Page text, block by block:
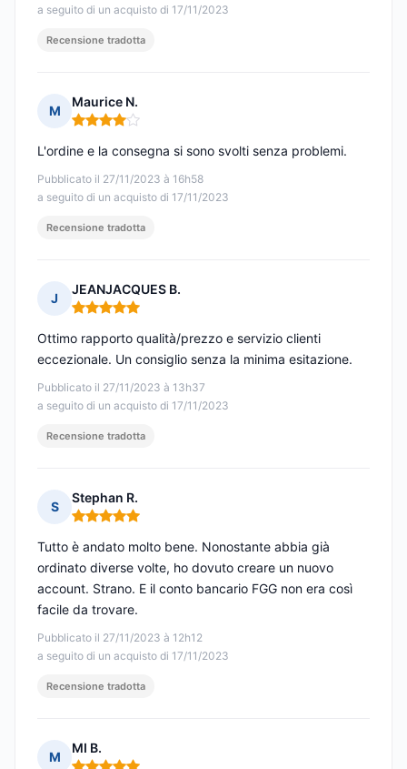
a seguito di un acquisto di 17/11/2023
Recensione tradotta
M
Maurice N.
Nota: 4 su 5
Pubblicato il 27/11/2023 à 16h58
a seguito di un acquisto di 17/11/2023
L'ordine e la consegna si sono svolti senza problemi.
Recensione tradotta
J
JEANJACQUES B.
Nota: 5 su 5
Pubblicato il 27/11/2023 à 13h37
a seguito di un acquisto di 17/11/2023
Ottimo rapporto qualità/prezzo e servizio clienti
eccezionale. Un consiglio senza la minima esitazione.
Recensione tradotta
S
Stephan R.
Nota: 5 su 5
Pubblicato il 27/11/2023 à 12h12
a seguito di un acquisto di 17/11/2023
Tutto è andato molto bene. Nonostante abbia già
ordinato diverse volte, ho dovuto creare un nuovo
account. Strano. E il conto bancario FGG non era così
facile da trovare.
Recensione tradotta
M
MI B.